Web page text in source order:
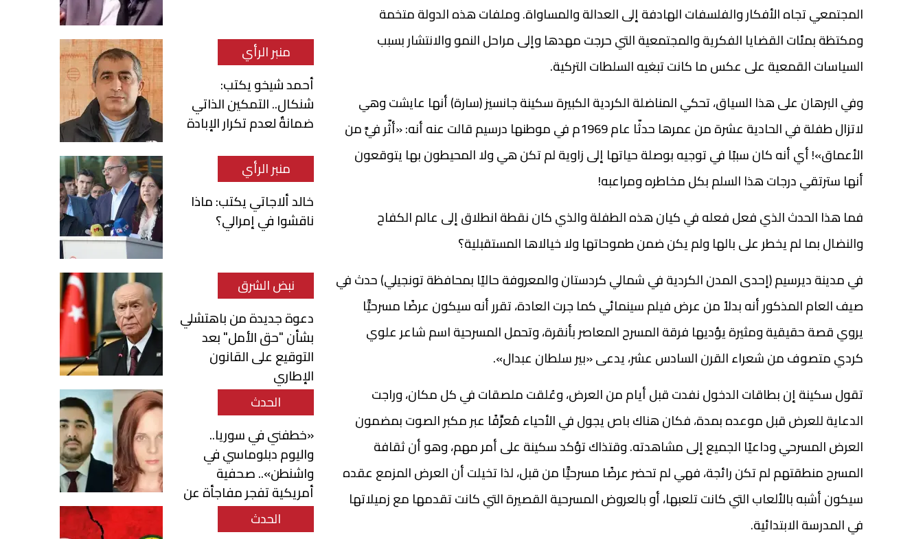
المجتمعي تجاه الأفكار والفلسفات الهادفة إلى العدالة والمساواة. وملفات هذه الدولة متخمة
ومكتظة بمئات القضايا الفكرية والمجتمعية التي حرجت مهدها وإلى مراحل النمو والانتشار بسبب
السياسات القمعية على عكس ما كانت تبغيه السلطات التركية.
وفي البرهان على هذا السياق، تحكي المناضلة الكردية الكبيرة سكينة جانسيز (سارة) أنها عايشت وهي
لاتزال طفلة في الحادية عشرة من عمرها حدثّا عام 1969م في موطنها درسيم قالت عنه أنه: «أثّر فيَّ من
الأعماق»! أي أنه كان سببًا في توجيه بوصلة حياتها إلى زاوية لم تكن هي ولا المحيطون بها يتوقعون
أنها سترتقي درجات هذا السلم بكل مخاطره ومراعبه!
فما هذا الحدث الذي فعل فعله في كيان هذه الطفلة والذي كان نقطة انطلاق إلى عالم الكفاح
والنضال بما لم يخطر على بالها ولم يكن ضمن طموحاتها ولا خيالاها المستقبلية؟
في مدينة ديرسيم (إحدى المدن الكردية في شمالي كردستان والمعروفة حاليًا بمحافظة تونجيلي) حدث في
صيف العام المذكور أنه بدلاً من عرض فيلم سينمائي كما جرت العادة، تقرر أنه سيكون عرضًا مسرحيًّا
يروي قصة حقيقية ومثيرة يؤديها فرقة المسرح المعاصر بأنقرة، وتحمل المسرحية اسم شاعر علوي
كردي متصوف من شعراء القرن السادس عشر، يدعى «بير سلطان عبدال».
تقول سكينة إن بطاقات الدخول نفدت قبل أيام من العرض، وعُلقت ملصقات في كل مكان، وراجت
الدعاية للعرض قبل موعده بمدة، فكان هناك باص يجول في الأحياء مُعرِّفًا عبر مكبر الصوت بمضمون
العرض المسرحي وداعيًا الجميع إلى مشاهدته. وقتذاك تؤكد سكينة على أمر مهم، وهو أن ثقافة
المسرح منطقتهم لم تكن رائجة، فهي لم تحضر عرضًا مسرحيًّا من قبل، لذا تخيلت أن العرض المزمع عقده
سيكون أشبه بالألعاب التي كانت تلعبها، أو بالعروض المسرحية القصيرة التي كانت تقدمها مع زميلاتها
في المدرسة الابتدائية.
منبر الرأي
أحمد شيخو يكتب:
شنكال.. التمكين الذاتي
ضمانةٌ لعدم تكرار الإبادة
منبر الرأي
خالد ألاجاتي يكتب: ماذا
ناقشوا في إمرالي؟
نبض الشرق
دعوة جديدة من باهتشلي
بشأن "حق الأمل" بعد
التوقيع على القانون
الإطاري
الحدث
«خطفني في سوريا..
واليوم دبلوماسي في
واشنطن».. صحفية
أمريكية تفجر مفاجأة عن
محمد قناطري
الحدث